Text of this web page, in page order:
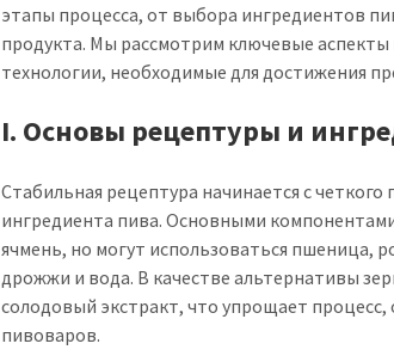
этапы процесса, от выбора ингредиентов
продукта. Мы рассмотрим ключевые
технологии, необходимые для достижения
I. Основы рецептуры и
Стабильная рецептура начинается с
ингредиента пива. Основными
ячмень, но могут использоваться пшеница,
дрожжи и вода. В качестве альтернативы
солодовый экстракт, что упрощает
пивоваров.